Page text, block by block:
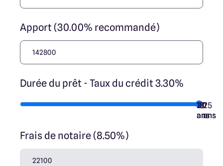
Apport (30.00% recommandé)
Durée du prêt - Taux du crédit 3.30%
7
ans
10
ans
15
ans
20
ans
25
ans
Frais de notaire (8.50%)